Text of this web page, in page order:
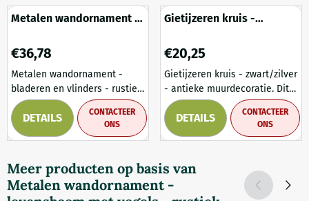
Metalen wandornament -
Prijs: 36,78
€36,78
Metalen wandornament -
bladeren en vlinders - rustiek.
Dit charmante metalen
wandornament, met een
ontwerp van bladeren en
en rustieke sfeer toe aan je
tuin. Het ornament is een
mooie aanvulling voor elke
DETAILS
CONTACTEER
ONS
Gietijzeren kruis -
Prijs: 20,25
€20,25
Gietijzeren kruis - zwart/zilver
- antieke muurdecoratie. Dit
prachtige gietijzeren kruis
heeft een antieke uitstraling
en biedt een indrukwekkende
toevoeging aan een muur in
de tuin, het park of zelfs op
DETAILS
CONTACTEER
ONS
Meer producten op basis van
Metalen wandornament -